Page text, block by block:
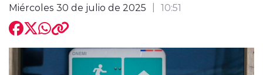
Miércoles 30 de julio de 2025 10:51